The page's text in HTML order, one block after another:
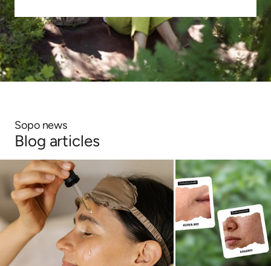
Sopo news
Blog articles